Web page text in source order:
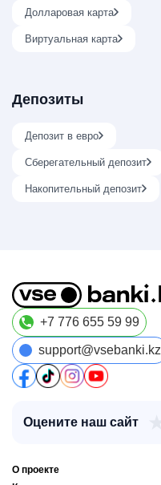
Долларовая карта
Виртуальная карта
Депозиты
Депозит в евро
Сберегательный депозит
Накопительный депозит
+7 776 655 59 99
support@vsebanki.kz
Оцените наш сайт
О проекте